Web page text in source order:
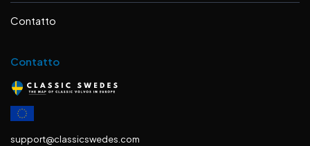
Contatto
Contatto
support@classicswedes.com